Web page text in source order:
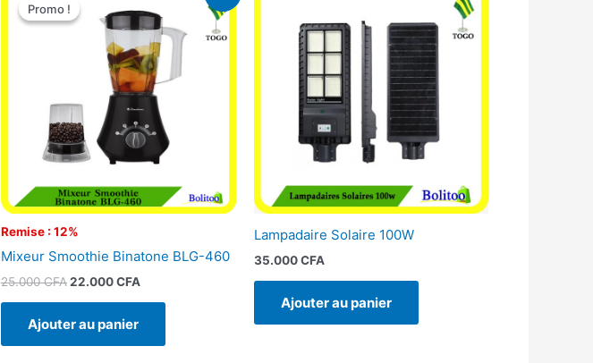
Promo !
Remise : 12%
Promo !
Mixeur Smoothie Binatone BLG-460
25.000CFA
initial
25.000 CFA.
22.000CFA
actuel
est :
22.000 CFA.
Ajouter au panier
Lampadaire Solaire 100W
35.000CFA
Ajouter au panier